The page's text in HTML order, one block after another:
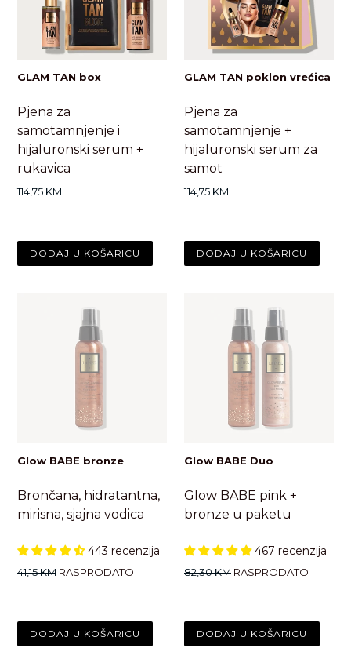
GLAM TAN box
Pjena za
samotamnjenje i
hijaluronski serum +
rukavica
Standardna
114,75 KM
GLAM TAN poklon vrećica
Pjena za
samotamnjenje +
hijaluronski serum za
samot
Standardna
114,75 KM
Glow BABE bronze
Brončana, hidratantna,
mirisna, sjajna vodica
443 recenzija
Standardna
41,15 KM RASPRODATO
Glow BABE Duo
Glow BABE pink +
bronze u paketu
467 recenzija
Standardna
82,30 KM RASPRODATO